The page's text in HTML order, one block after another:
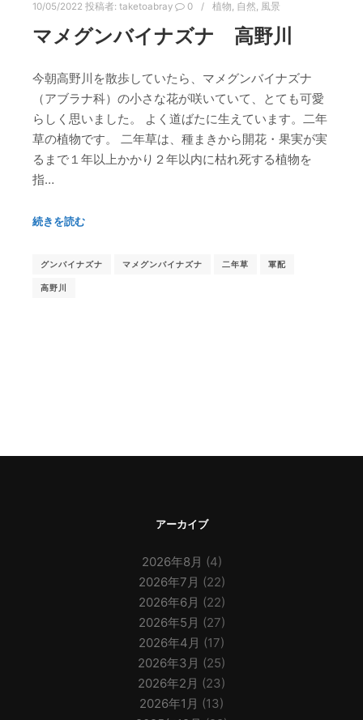
10/05/2022 投稿者: taketoabray 0 植物, 自然, 風景
マメグンバイナズナ 高野川
今朝高野川を散歩していたら、マメグンバイナズナ
（アブラナ科）の小さな花が咲いていて、とても可愛
らしく思いました。 よく道ばたに生えています。二年
草の植物です。 二年草は、種まきから開花・果実が実
るまで１年以上かかり２年以内に枯れ死する植物を
指…
続きを読む
グンバイナズナ マメグンバイナズナ 二年草 軍配
高野川
アーカイブ
2026年8月 (4)
2026年7月 (22)
2026年6月 (22)
2026年5月 (27)
2026年4月 (17)
2026年3月 (25)
2026年2月 (23)
2026年1月 (13)